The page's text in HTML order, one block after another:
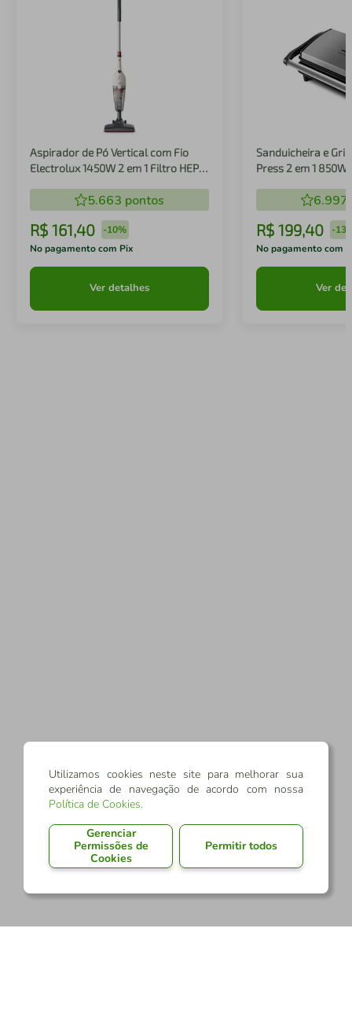
Aspirador de Pó Vertical com Fio
Electrolux 1450W 2 em 1 Filtro HEPA
5.663 pontos
R$ 161,40 -10%
No pagamento com Pix
Ver detalhes
Sanduicheira e
Press 2 em 1 850W
6.997
R$ 199,40 -
No pagamento com
Ver
Utilizamos cookies neste site para melhorar sua
experiência de navegação de acordo com nossa
Política de Cookies.
Gerenciar
Permissões de
Cookies
Permitir todos